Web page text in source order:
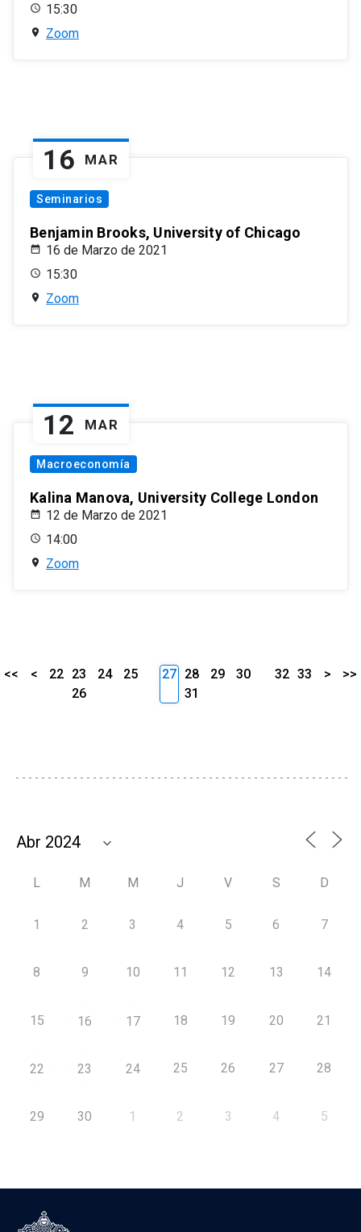
15:30
Zoom
16 MAR
Seminarios
Benjamin Brooks, University of Chicago
16 de Marzo de 2021
15:30
Zoom
12 MAR
Macroeconomía
Kalina Manova, University College London
12 de Marzo de 2021
14:00
Zoom
<< < 22 23 24
25
26
27 28 29
30
31
32 33 > >>
L M M J V S D
1 2 3 4 5 6 7
8 9 10 11 12 13 14
15 16 17 18 19 20 21
22 23 24 25 26 27 28
29 30 1 2 3 4 5